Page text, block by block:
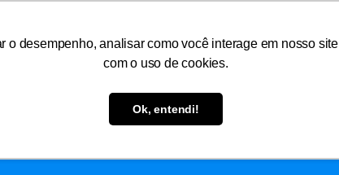
desempenho, analisar como você interage em nosso
com o uso de cookies.
Ok, entendi!
Informações